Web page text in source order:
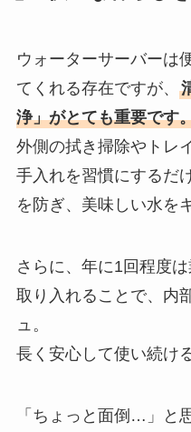
ウォーターサーバーは
てくれる存在ですが、
浄」がとても重要です
外側の拭き掃除やトレ
手入れを習慣にするだ
を防ぎ、美味しい水を
さらに、年に1回程度
取り入れることで、内
ュ。
長く安心して使い続け
「ちょっと面倒…」と